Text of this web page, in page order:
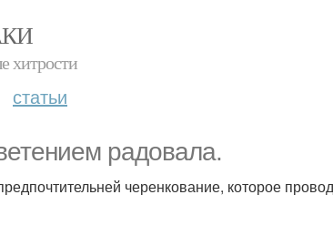
хитрости
статьи
радовала.
черенкование, которое